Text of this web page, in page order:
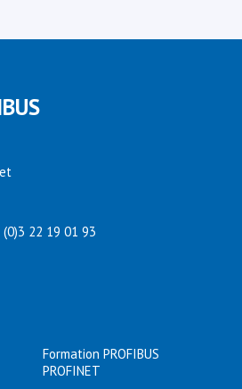
22 19 01 93
Formation PROFIBUS
PROFINET